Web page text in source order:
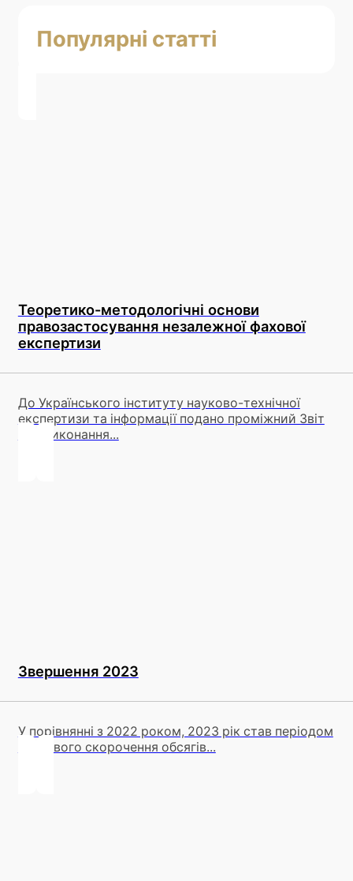
Популярні статті
Теоретико-методологічні основи
правозастосування незалежної фахової
експертизи
До Українського інституту науково-технічної
експертизи та інформації подано проміжний Звіт
про виконання...
Звершення 2023
У порівнянні з 2022 роком, 2023 рік став періодом
суттєвого скорочення обсягів...